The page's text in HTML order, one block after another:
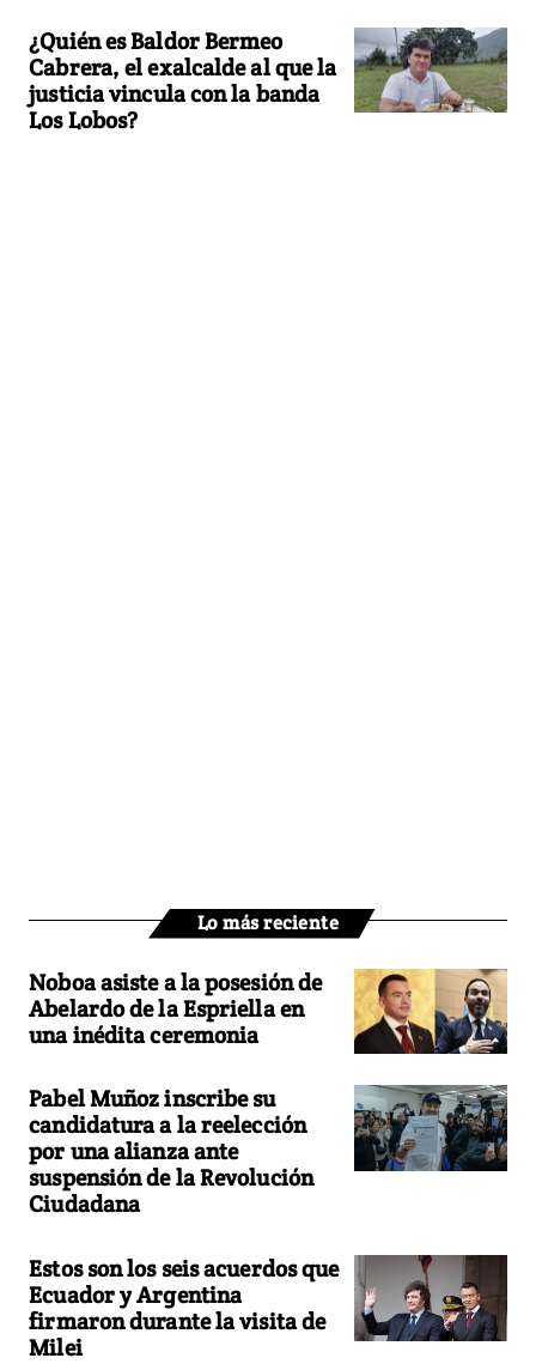
¿Quién es Baldor Bermeo
Cabrera, el exalcalde al que la
justicia vincula con la banda
Los Lobos?
Lo más reciente
Noboa asiste a la posesión de
Abelardo de la Espriella en
una inédita ceremonia
Pabel Muñoz inscribe su
candidatura a la reelección
por una alianza ante
suspensión de la Revolución
Ciudadana
Estos son los seis acuerdos que
Ecuador y Argentina
firmaron durante la visita de
Milei